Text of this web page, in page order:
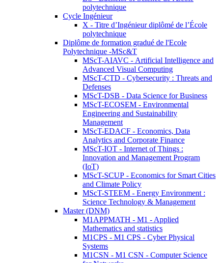
polytechnique
Cycle Ingénieur
X - Titre d’Ingénieur diplômé de l’École
polytechnique
Diplôme de formation gradué de l'Ecole
Polytechnique -MSc&T
MScT-AIAVC - Artificial Intelligence and
Advanced Visual Computing
MScT-CTD - Cybersecurity : Threats and
Defenses
MScT-DSB - Data Science for Business
MScT-ECOSEM - Environmental
Engineering and Sustainability
Management
MScT-EDACF - Economics, Data
Analytics and Corporate Finance
MScT-IOT - Internet of Things :
Innovation and Management Program
(IoT)
MScT-SCUP - Economics for Smart Cities
and Climate Policy
MScT-STEEM - Energy Environment :
Science Technology & Management
Master (DNM)
M1APPMATH - M1 - Applied
Mathematics and statistics
M1CPS - M1 CPS - Cyber Physical
Systems
M1CSN - M1 CSN - Computer Science